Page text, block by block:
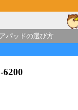
パッドの選び方
6200